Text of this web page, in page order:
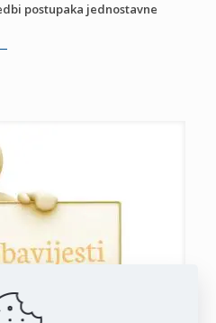
postupaka jednostavne